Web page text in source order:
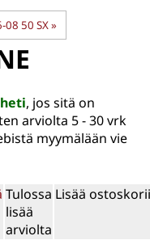
08 50 SX‪»
heti, jos sitä on
arviolta 5 - 30 vrk
myymälään vie
Tulossa
lisää
arviolta
Lisää